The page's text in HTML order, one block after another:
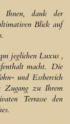
Ihnen, dank der
Blick auf
jeglichen Luxus ,
macht. Die
und Essbereich
Zugang zu Ihrem
Terrasse den